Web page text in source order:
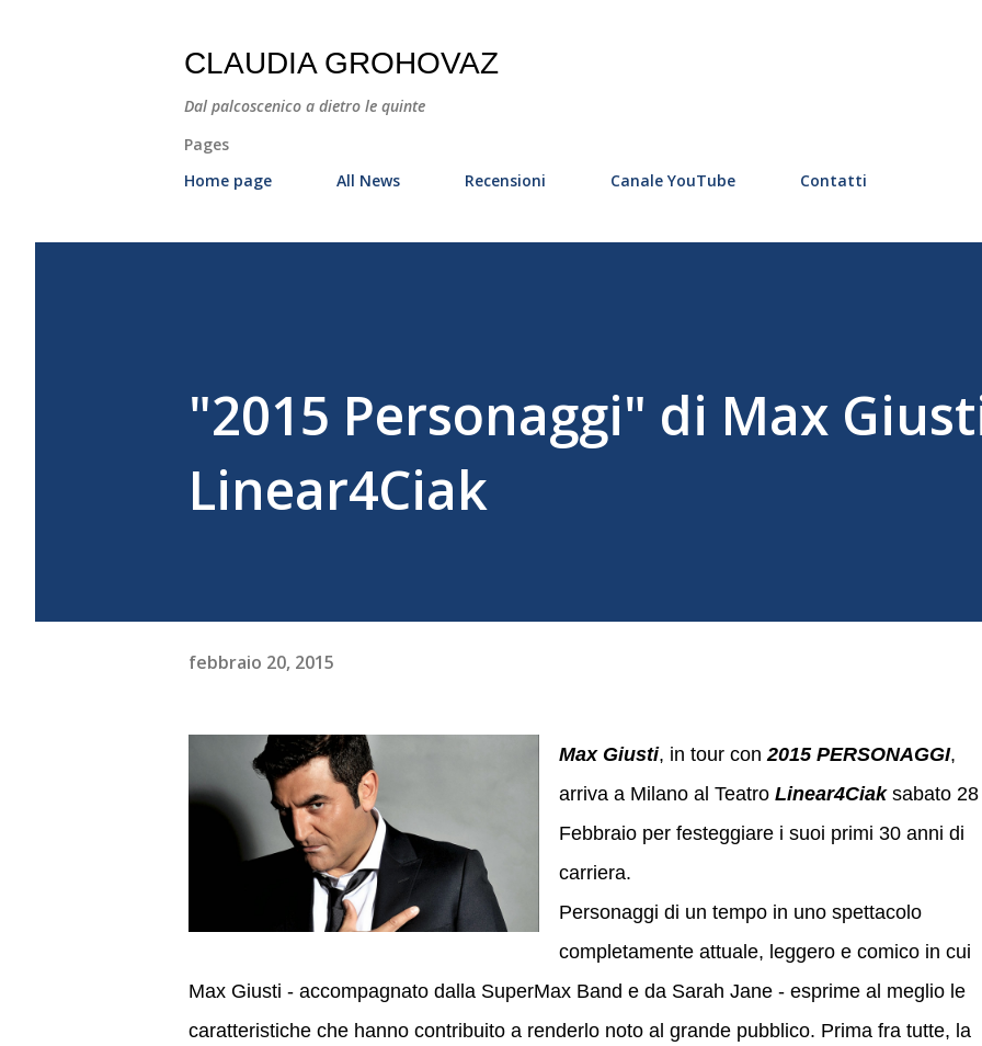
CLAUDIA GROHOVAZ
Dal palcoscenico a dietro le quinte
Pages
Home page
All News Recensioni Canale YouTube Contatti
"2015 Personaggi" di Max
Linear4Ciak
febbraio 20, 2015
Max Giusti, in tour con 2015 PERSONAGGI,
arriva a Milano al Teatro Linear4Ciaksabato 28
Febbraio per festeggiare i suoi primi 30 anni di
carriera.
Personaggi di un tempo in uno spettacolo
completamente attuale, leggero e comico in cui
Max Giusti - accompagnato dalla SuperMax Band e da Sarah Jane - esprime al meglio le
caratteristiche che hanno contribuito a renderlo noto al grande pubblico. Prima fra tutte, la